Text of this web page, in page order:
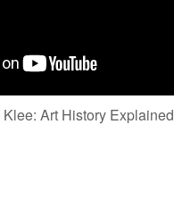
Art History Explained